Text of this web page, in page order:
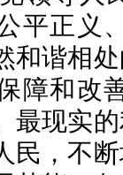
平正义
和谐相
障和改
最现实
民，不